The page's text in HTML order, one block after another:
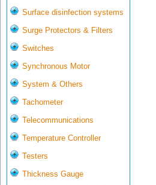
Surface disinfection systems
Surge Protectors & Filters
Switches
Synchronous Motor
System & Others
Tachometer
Telecommunications
Temperature Controller
Testers
Thickness Gauge